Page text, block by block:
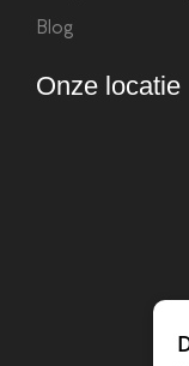
Blog
Onze locatie